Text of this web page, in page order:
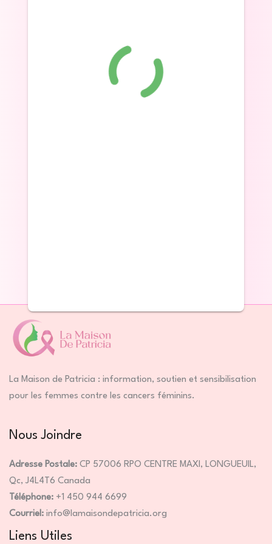
La Maison de Patricia : information, soutien et sensibilisation
pour les femmes contre les cancers féminins.
Nous Joindre
Adresse Postale: CP 57006 RPO CENTRE MAXI, LONGUEUIL,
Qc, J4L4T6 Canada
Téléphone: +1 450 944 6699
Courriel: info@lamaisondepatricia.org
Liens Utiles